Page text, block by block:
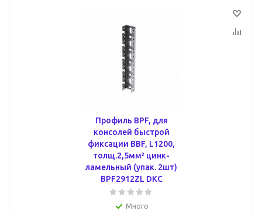
Профиль BPF, для
консолей быстрой
фиксации BBF, L1200,
толщ.2,5мм² цинк-
ламельный (упак. 2шт)
BPF2912ZL DKC
Много